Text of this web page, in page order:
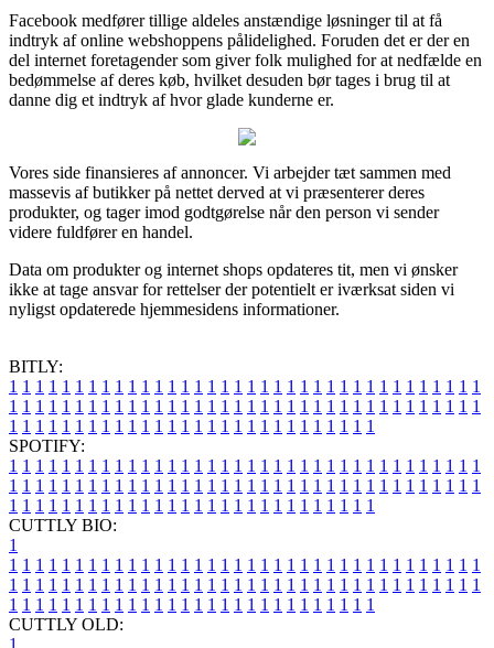
Facebook medfører tillige aldeles anstændige løsninger til at få
indtryk af online webshoppens pålidelighed. Foruden det er der en
del internet foretagender som giver folk mulighed for at nedfælde en
bedømmelse af deres køb, hvilket desuden bør tages i brug til at
danne dig et indtryk af hvor glade kunderne er.
Vores side finansieres af annoncer. Vi arbejder tæt sammen med
massevis af butikker på nettet derved at vi præsenterer deres
produkter, og tager imod godtgørelse når den person vi sender
videre fuldfører en handel.
Data om produkter og internet shops opdateres tit, men vi ønsker
ikke at tage ansvar for rettelser der potentielt er iværksat siden vi
nyligst opdaterede hjemmesidens informationer.
BITLY:
1 1 1 1 1 1 1 1 1 1 1 1 1 1 1 1 1 1 1 1 1 1 1 1 1 1 1 1 1 1 1 1 1 1 1 1
1 1 1 1 1 1 1 1 1 1 1 1 1 1 1 1 1 1 1 1 1 1 1 1 1 1 1 1 1 1 1 1 1 1 1 1
1 1 1 1 1 1 1 1 1 1 1 1 1 1 1 1 1 1 1 1 1 1 1 1 1 1 1 1
SPOTIFY:
1 1 1 1 1 1 1 1 1 1 1 1 1 1 1 1 1 1 1 1 1 1 1 1 1 1 1 1 1 1 1 1 1 1 1 1
1 1 1 1 1 1 1 1 1 1 1 1 1 1 1 1 1 1 1 1 1 1 1 1 1 1 1 1 1 1 1 1 1 1 1 1
1 1 1 1 1 1 1 1 1 1 1 1 1 1 1 1 1 1 1 1 1 1 1 1 1 1 1 1
CUTTLY BIO:
1
1 1 1 1 1 1 1 1 1 1 1 1 1 1 1 1 1 1 1 1 1 1 1 1 1 1 1 1 1 1 1 1 1 1 1 1
1 1 1 1 1 1 1 1 1 1 1 1 1 1 1 1 1 1 1 1 1 1 1 1 1 1 1 1 1 1 1 1 1 1 1 1
1 1 1 1 1 1 1 1 1 1 1 1 1 1 1 1 1 1 1 1 1 1 1 1 1 1 1 1
CUTTLY OLD:
1